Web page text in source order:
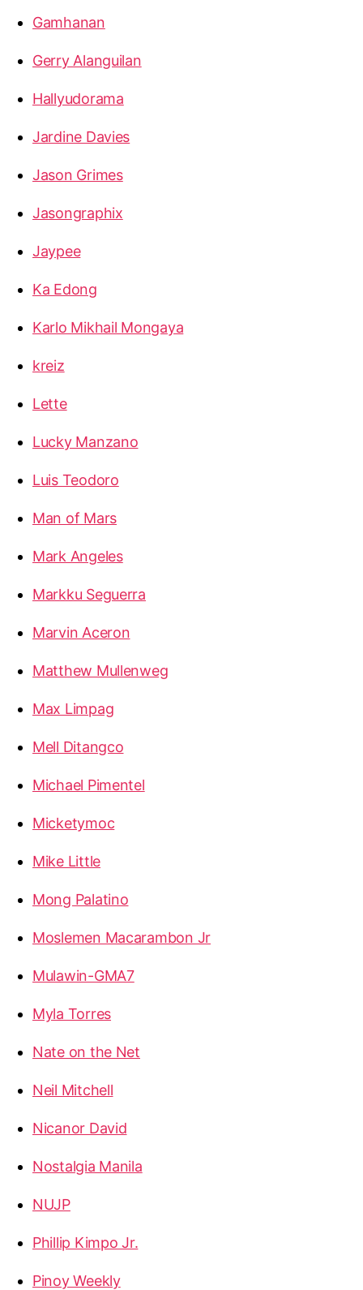
Gamhanan
Gerry Alanguilan
Hallyudorama
Jardine Davies
Jason Grimes
Jasongraphix
Jaypee
Ka Edong
Karlo Mikhail Mongaya
kreiz
Lette
Lucky Manzano
Luis Teodoro
Man of Mars
Mark Angeles
Markku Seguerra
Marvin Aceron
Matthew Mullenweg
Max Limpag
Mell Ditangco
Michael Pimentel
Micketymoc
Mike Little
Mong Palatino
Moslemen Macarambon Jr
Mulawin-GMA7
Myla Torres
Nate on the Net
Neil Mitchell
Nicanor David
Nostalgia Manila
NUJP
Phillip Kimpo Jr.
Pinoy Weekly